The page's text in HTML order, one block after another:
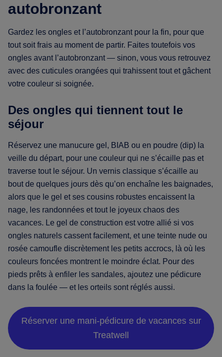
autobronzant
Gardez les ongles et l’autobronzant pour la fin, pour que
tout soit frais au moment de partir. Faites toutefois vos
ongles avant l’autobronzant — sinon, vous vous retrouvez
avec des cuticules orangées qui trahissent tout et gâchent
votre couleur si soignée.
Des ongles qui tiennent tout le
séjour
Réservez une manucure gel, BIAB ou en poudre (dip) la
veille du départ, pour une couleur qui ne s’écaille pas et
traverse tout le séjour. Un vernis classique s’écaille au
bout de quelques jours dès qu’on enchaîne les baignades,
alors que le gel et ses cousins robustes encaissent la
nage, les randonnées et tout le joyeux chaos des
vacances. Le gel de construction est votre allié si vos
ongles naturels cassent facilement, et une teinte nude ou
rosée camoufle discrètement les petits accrocs, là où les
couleurs foncées montrent le moindre éclat. Pour des
pieds prêts à enfiler les sandales, ajoutez une pédicure
dans la foulée — et les orteils sont réglés aussi.
Réserver une mani-pédicure de vacances sur
Treatwell